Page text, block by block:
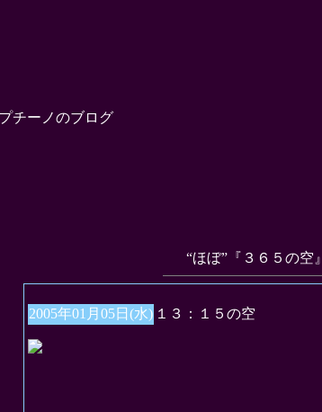
チーノのブログ
“ほぼ”『３６５の空』
2005年01月05日(水) １３：１５の空